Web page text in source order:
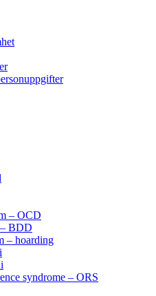
– OCD
BDD
– hoarding
syndrome – ORS